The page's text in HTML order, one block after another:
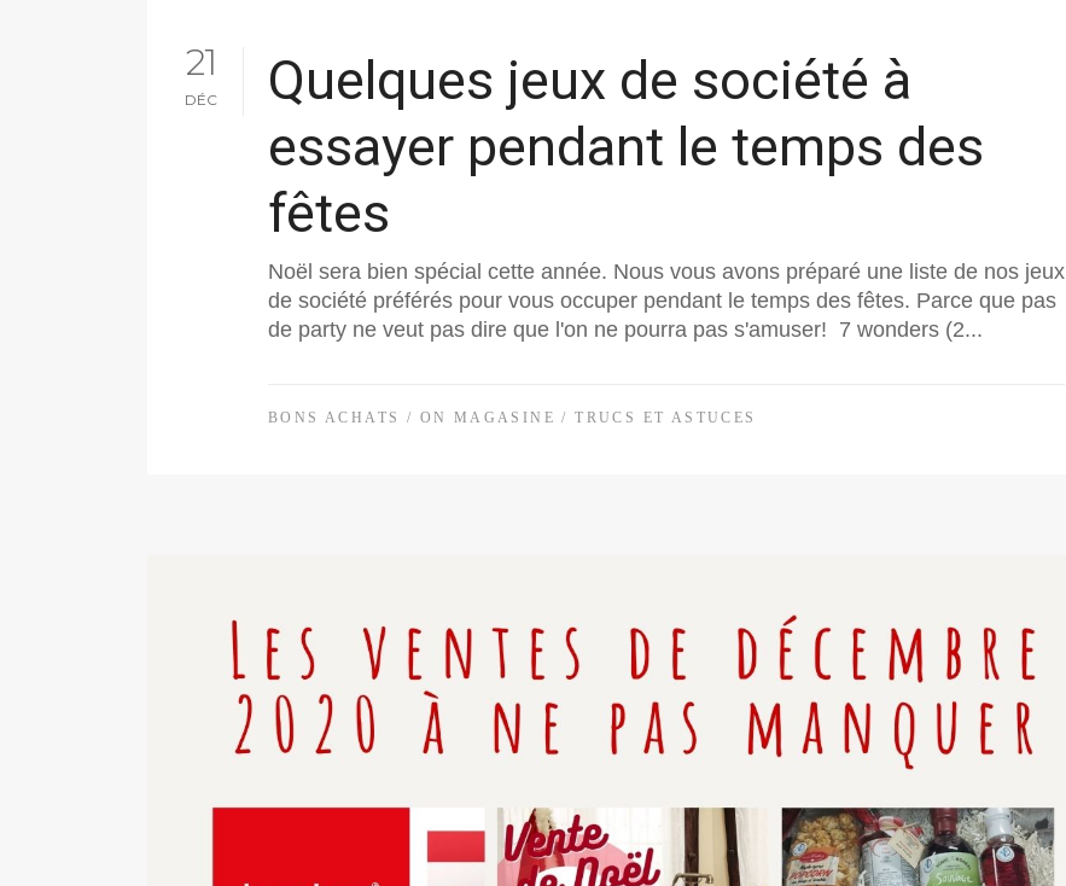
21
DÉC
Quelques jeux de société à
essayer pendant le temps des
fêtes
Noël sera bien spécial cette année. Nous vous avons préparé une liste de nos jeux
de société préférés pour vous occuper pendant le temps des fêtes. Parce que pas
de party ne veut pas dire que l'on ne pourra pas s'amuser! 7 wonders (2...
BONS ACHATS / ON MAGASINE /TRUCS ET ASTUCES